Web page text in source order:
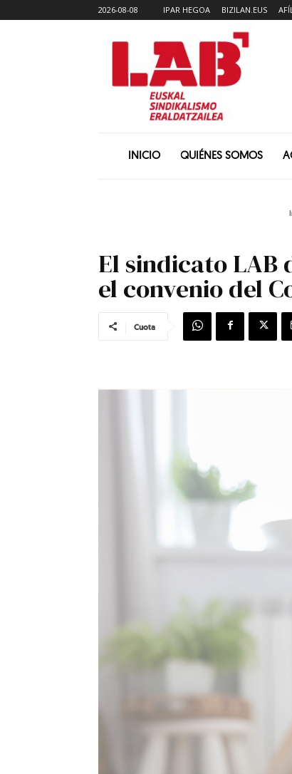
2026-08-08 IPAR HEGOA BIZILAN.EUS
INICIO QUIÉNES SOMOS
El sindicato LAB
el convenio del
Cuota